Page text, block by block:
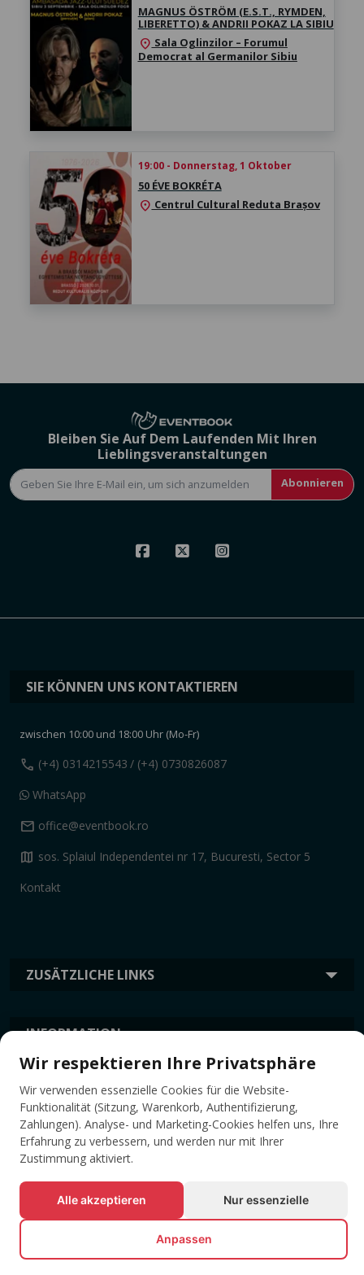
MAGNUS ÖSTRÖM (E.S.T., RYMDEN,
LIBERETTO) & ANDRII POKAZ LA SIBIU
location_on Sala Oglinzilor – Forumul
Democrat al Germanilor Sibiu
19:00 - Donnerstag, 1 Oktober
50 ÉVE BOKRÉTA
location_on Centrul Cultural Reduta Brașov
Bleiben Sie Auf Dem Laufenden Mit Ihren
Lieblingsveranstaltungen
Abonnieren
ZUSÄTZLICHE LINKS
INFORMATION
SIE KÖNNEN UNS KONTAKTIEREN
zwischen 10:00 und 18:00 Uhr (Mo-Fr)
call (+4) 0314215543 / (+4) 0730826087
WhatsApp
mail office@eventbook.ro
map sos. Splaiul Independentei nr 17, Bucuresti, Sector 5
Kontakt
TAGS
© Alle Rechte vorbehalten EVENTBOOK SRL.
Wir respektieren Ihre Privatsphäre
Wir verwenden essenzielle Cookies für die Website-
Funktionalität (Sitzung, Warenkorb, Authentifizierung,
Zahlungen). Analyse- und Marketing-Cookies helfen uns, Ihre
Erfahrung zu verbessern, und werden nur mit Ihrer
Zustimmung aktiviert.
Alle akzeptieren Nur essenzielle
Anpassen